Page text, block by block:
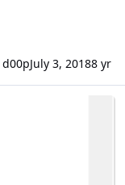
d00pJuly 3, 20188 yr